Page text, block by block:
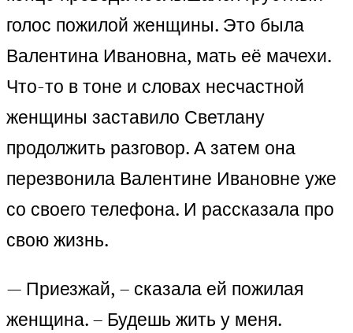
голос пожилой женщины. Это была
Валентина Ивановна, мать её мачехи.
Что-то в тоне и словах несчастной
женщины заставило Светлану
продолжить разговор. А затем она
перезвонила Валентине Ивановне уже
со своего телефона. И рассказала про
свою жизнь.
— Приезжай, – сказала ей пожилая
женщина. – Будешь жить у меня.